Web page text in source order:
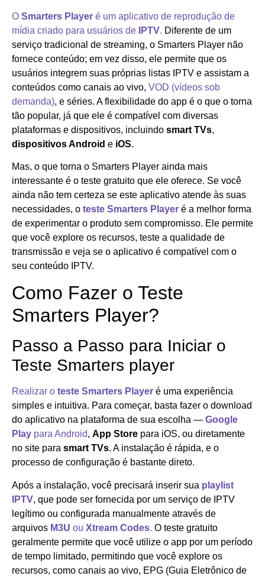
O Smarters Player é um aplicativo de reprodução de
mídia criado para usuários de
IPTV. Diferente de um
serviço tradicional de streaming, o Smarters Player não
fornece conteúdo; em vez disso, ele permite que os
usuários integrem suas próprias listas IPTV e assistam a
conteúdos como canais ao vivo, VOD (vídeos sob
demanda), e séries. A flexibilidade do app é o que o torna
tão popular, já que ele é compatível com diversas
plataformas e dispositivos, incluindo smart TVs,
dispositivos Android e iOS.
Mas, o que torna o Smarters Player ainda mais
interessante é o teste gratuito que ele oferece. Se você
ainda não tem certeza se este aplicativo atende às suas
necessidades, o teste Smarters Player é a melhor forma
de experimentar o produto sem compromisso. Ele permite
que você explore os recursos, teste a qualidade de
transmissão e veja se o aplicativo é compatível com o
seu conteúdo IPTV.
Como Fazer o Teste
Smarters Player?
Passo a Passo para Iniciar o
Teste Smarters player
Realizar o teste Smarters Player é uma experiência
simples e intuitiva. Para começar, basta fazer o download
do aplicativo na plataforma de sua escolha — Google
Play para Android, App Store para iOS, ou diretamente
no site para smart TVs. A instalação é rápida, e o
processo de configuração é bastante direto.
Após a instalação, você precisará inserir sua playlist
IPTV, que pode ser fornecida por um serviço de IPTV
legítimo ou configurada manualmente através de
arquivos M3U ou Xtream Codes. O teste gratuito
geralmente permite que você utilize o app por um período
de tempo limitado, permitindo que você explore os
recursos, como canais ao vivo, EPG (Guia Eletrônico de